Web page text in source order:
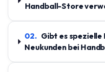
Handball-Store
02. Gibt es
Neukunden bei